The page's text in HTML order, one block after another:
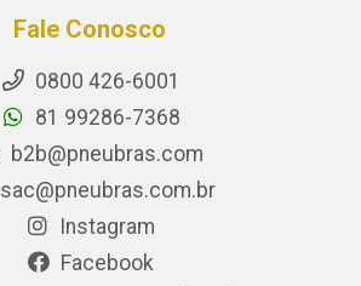
Fale Conosco
0800 426-6001
81 99286-7368
b2b@pneubras.com
sac@pneubras.com.br
Instagram
Facebook